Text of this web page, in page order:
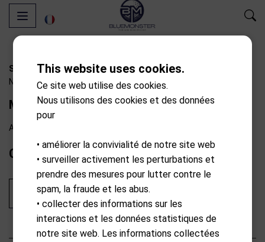
S07-B2494
N/A
Mindset TourB-RXS
Available from external warehouse
CHF 64.90
Ajouter au panier
This website uses cookies.
Ce site web utilise des cookies.
Nous utilisons des cookies et des données
pour
• améliorer la convivialité de notre site web
• surveiller activement les perturbations et
prendre des mesures pour lutter contre le
spam, la fraude et les abus.
• collecter des informations sur les
interactions et les données statistiques de
notre site web. Les informations collectées